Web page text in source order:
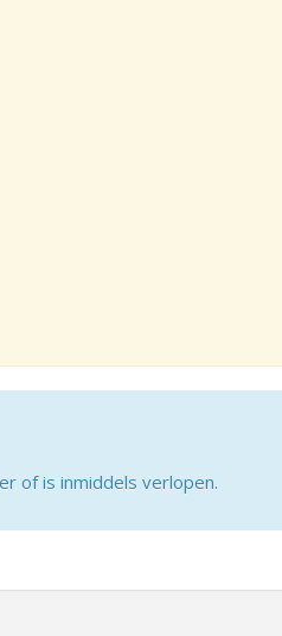
of is inmiddels verlopen.